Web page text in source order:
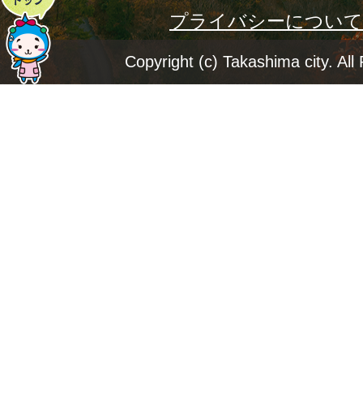
ー
ジ
プライバシーについて
Copyright (c) Takashima city. All